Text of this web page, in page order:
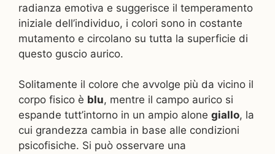
radianza emotiva e suggerisce il temperamento
iniziale dell’individuo, i colori sono in costante
mutamento e circolano su tutta la superficie di
questo guscio aurico.
Solitamente il colore che avvolge più da vicino il
corpo fisico è blu, mentre il campo aurico si
espande tutt’intorno in un ampio alone giallo, la
cui grandezza cambia in base alle condizioni
psicofisiche. Si può osservare una